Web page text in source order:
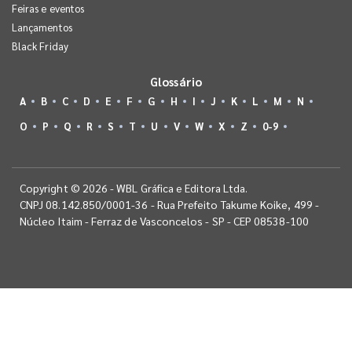
Feiras e eventos
Lançamentos
Black Friday
Glossário
A B C D E F G H I J K L M
N
O
P Q R S T U V W X Z 0-9
Copyright © 2026 - WBL Gráfica e Editora Ltda.
CNPJ 08.142.850/0001-36 - Rua Prefeito Takume Koike, 499 -
Núcleo Itaim - Ferraz de Vasconcelos - SP - CEP 08538-100